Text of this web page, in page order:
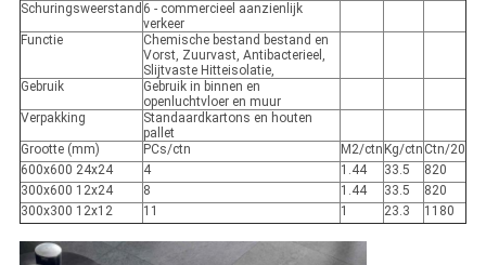
Schuringsweerstand 6 - commercieel aanzienlijk
verkeer
Functie
Chemische bestand bestand en
Vorst, Zuurvast, Antibacterieel,
Slijtvaste Hitteisolatie,
Gebruik
Gebruik in binnen en
openluchtvloer en muur
Verpakking
Standaardkartons en houten
pallet
Grootte (mm)
PCs/ctn M2/ctn Kg/ctn Ctn/20
600x600 24x24
4 1.44 33.5
820
300x600 12x24
8 1.44 33.5
820
300x300 12x12
11 1 23.3 1180